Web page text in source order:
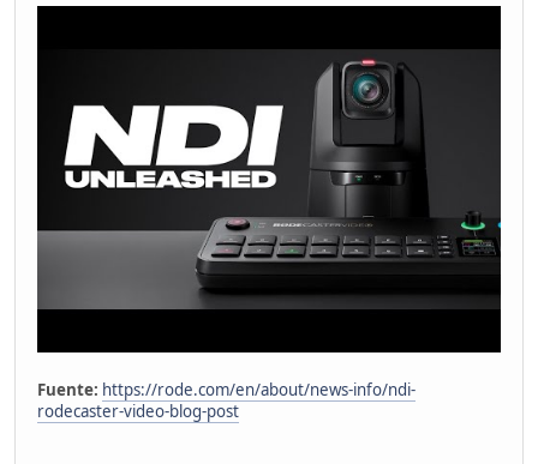
Fuente: https://rode.com/en/about/news-info/ndi-
rodecaster-video-blog-post